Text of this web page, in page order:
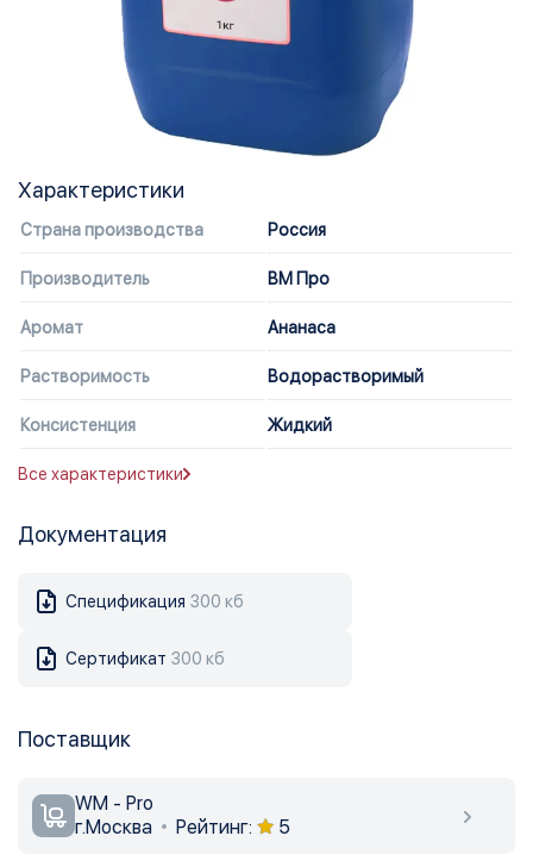
Характеристики
Страна производства Россия
Производитель ВМ Про
Аромат Ананаса
Растворимость Водорастворимый
Консистенция Жидкий
Все характеристики
Документация
Спецификация 300 кб
Сертификат 300 кб
Поставщик
WM - Pro
г.Москва
Рейтинг: 5